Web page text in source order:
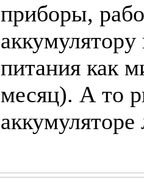
приборы,
питания как
месяц). А то